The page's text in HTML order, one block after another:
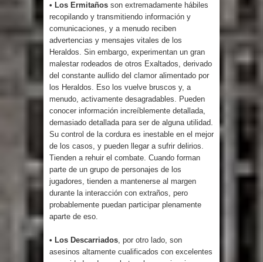
• Los Ermitaños son extremadamente hábiles
recopilando y transmitiendo información y
comunicaciones, y a menudo reciben
advertencias y mensajes vitales de los
Heraldos. Sin embargo, experimentan un gran
malestar rodeados de otros Exaltados, derivado
del constante aullido del clamor alimentado por
los Heraldos. Eso los vuelve bruscos y, a
menudo, activamente desagradables. Pueden
conocer información increíblemente detallada,
demasiado detallada para ser de alguna utilidad.
Su control de la cordura es inestable en el mejor
de los casos, y pueden llegar a sufrir delirios.
Tienden a rehuir el combate. Cuando forman
parte de un grupo de personajes de los
jugadores, tienden a mantenerse al margen
durante la interacción con extraños, pero
probablemente puedan participar plenamente
aparte de eso.
• Los Descarriados, por otro lado, son
asesinos altamente cualificados con excelentes